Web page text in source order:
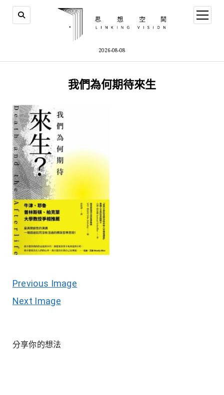
2026-08-08
open
menu
我們為何期待來生
Previous Image
Next Image
分享你的想法